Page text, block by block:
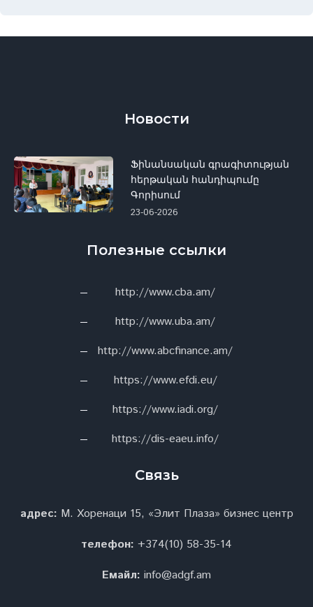
Новости
Ֆինանսական գրագիտության
հերթական հանդիպումը
Գորիսում
23-06-2026
Полезные ссылки
http://www.cba.am/
http://www.uba.am/
http://www.abcfinance.am/
https://www.efdi.eu/
https://www.iadi.org/
https://dis-eaeu.info/
Связь
адрес: М. Хоренаци 15, «Элит Плаза» бизнес центр
телефон: +374(10) 58-35-14
Емайл: info@adgf.am